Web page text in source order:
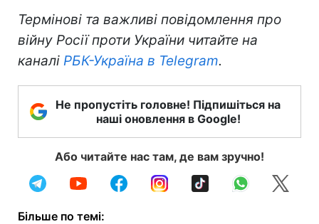
Термінові та важливі повідомлення про
війну Росії проти України читайте на
каналі РБК-Україна в Telegram.
Не пропустіть головне! Підпишіться на
наші оновлення в Google!
Або читайте нас там, де вам зручно!
Більше по темі: